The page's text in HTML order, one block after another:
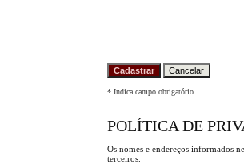
* Indica campo obrigatório
POLÍTICA DE
Os nomes e endereços informados
terceiros.